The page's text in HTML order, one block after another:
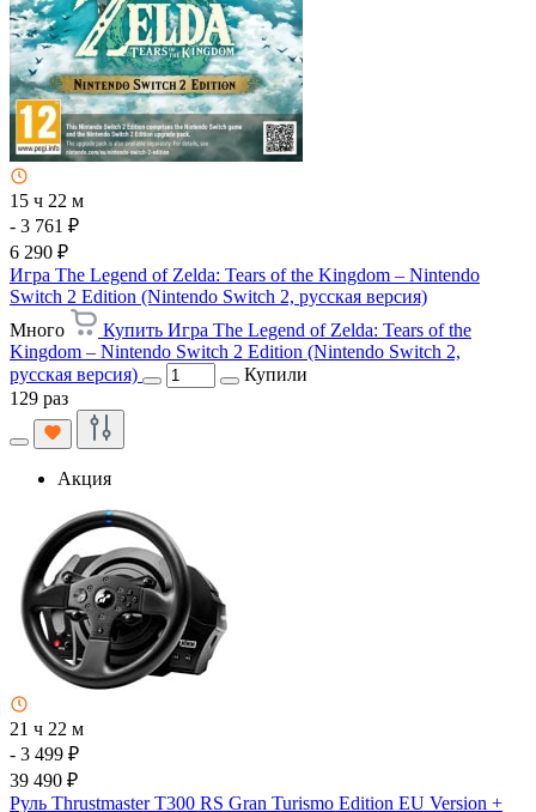
15 ч 22 м
- 3 761 ₽
6 290 ₽
Игра The Legend of Zelda: Tears of the Kingdom – Nintendo
Switch 2 Edition (Nintendo Switch 2, русская версия)
Много
Купить Игра The Legend of Zelda: Tears of the
Kingdom – Nintendo Switch 2 Edition (Nintendo Switch 2,
русская версия)
Купили
129 раз
Акция
21 ч 22 м
- 3 499 ₽
39 490 ₽
Руль Thrustmaster T300 RS Gran Turismo Edition EU Version +